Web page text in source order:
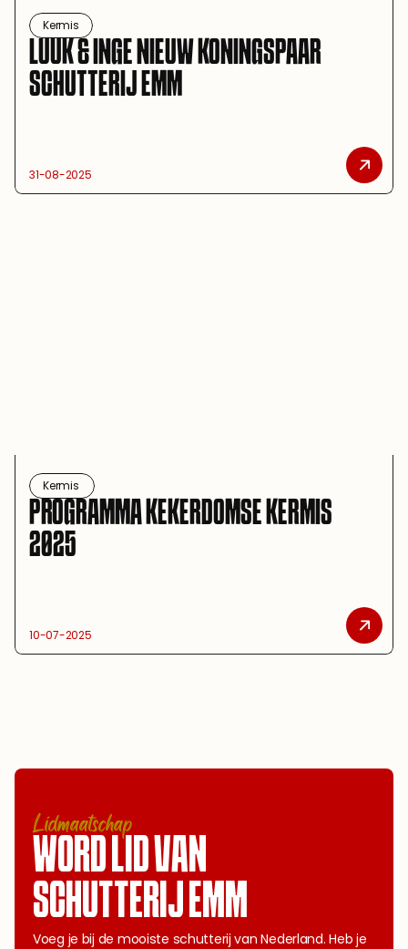
Kermis
LUUK & INGE NIEUW KONINGSPAAR
SCHUTTERIJ EMM
31-08-2025
Kermis
PROGRAMMA KEKERDOMSE KERMIS
2025
10-07-2025
Lidmaatschap
WORD LID VAN
SCHUTTERIJ EMM
Voeg je bij de mooiste schutterij van Nederland. Heb je